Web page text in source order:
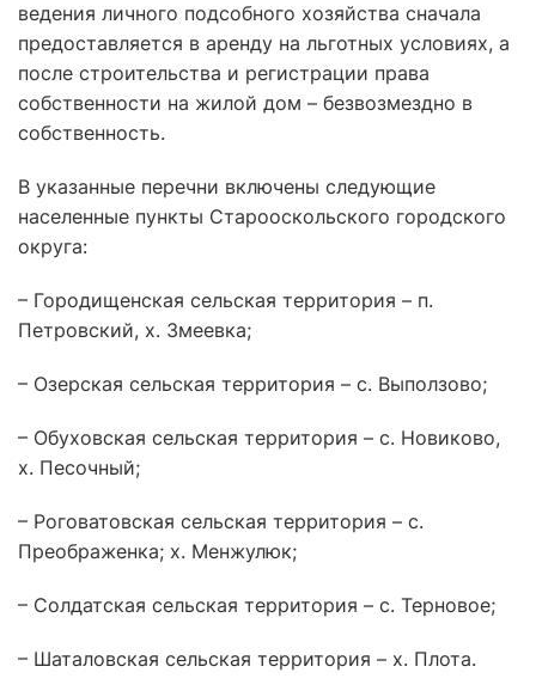
ведения личного подсобного хозяйства сначала
предоставляется в аренду на льготных условиях, а
после строительства и регистрации права
собственности на жилой дом – безвозмездно в
собственность.
В указанные перечни включены следующие
населенные пункты Старооскольского городского
округа:
– Городищенская сельская территория – п.
Петровский, х. Змеевка;
– Озерская сельская территория – с. Выползово;
– Обуховская сельская территория – с. Новиково,
х. Песочный;
– Роговатовская сельская территория – с.
Преображенка; х. Менжулюк;
– Солдатская сельская территория – с. Терновое;
– Шаталовская сельская территория – х. Плота.